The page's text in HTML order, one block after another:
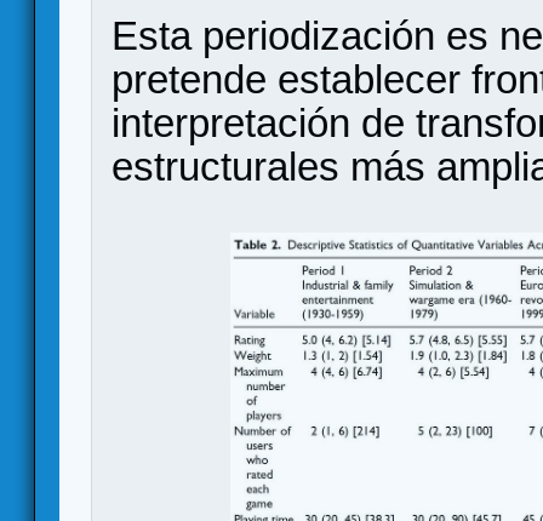
Esta periodización es
pretende establecer
interpretación de
estructurales más